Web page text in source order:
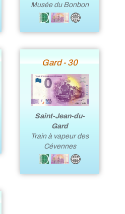
Musée du Bonbon
Gard - 30
Saint-Jean-du-
Gard
Train à vapeur des
Cévennes